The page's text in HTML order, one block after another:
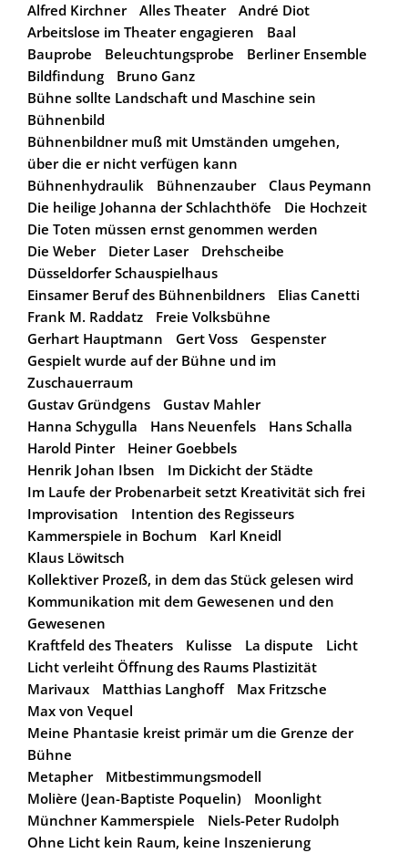
Alfred Kirchner Alles Theater
André Diot
Arbeitslose im Theater engagieren
Baal
Bauprobe
Beleuchtungsprobe
Berliner Ensemble
Bildfindung
Bruno Ganz
Bühne sollte Landschaft und Maschine sein
Bühnenbild
Bühnenbildner muß mit Umständen umgehen,
über die er nicht verfügen kann
Bühnenhydraulik
Bühnenzauber
Claus Peymann
Die heilige Johanna der Schlachthöfe
Die Hochzeit
Die Toten müssen ernst genommen werden
Die Weber
Dieter Laser
Drehscheibe
Düsseldorfer Schauspielhaus
Einsamer Beruf des Bühnenbildners
Elias Canetti
Frank M. Raddatz
Freie Volksbühne
Gerhart Hauptmann
Gert Voss
Gespenster
Gespielt wurde auf der Bühne und im
Zuschauerraum
Gustav Gründgens
Gustav Mahler
Hanna Schygulla
Hans Neuenfels
Hans Schalla
Harold Pinter
Heiner Goebbels
Henrik Johan Ibsen
Im Dickicht der Städte
Im Laufe der Probenarbeit setzt Kreativität sich frei
Improvisation
Intention des Regisseurs
Kammerspiele in Bochum
Karl Kneidl
Klaus Löwitsch
Kollektiver Prozeß, in dem das Stück gelesen wird
Kommunikation mit dem Gewesenen und den
Gewesenen
Kraftfeld des Theaters
Kulisse La dispute
Licht
Licht verleiht Öffnung des Raums Plastizität
Marivaux
Matthias Langhoff
Max Fritzsche
Max von Vequel
Meine Phantasie kreist primär um die Grenze der
Bühne
Metapher
Mitbestimmungsmodell
Molière (Jean-Baptiste Poquelin)
Moonlight
Münchner Kammerspiele
Niels-Peter Rudolph
Ohne Licht kein Raum, keine Inszenierung